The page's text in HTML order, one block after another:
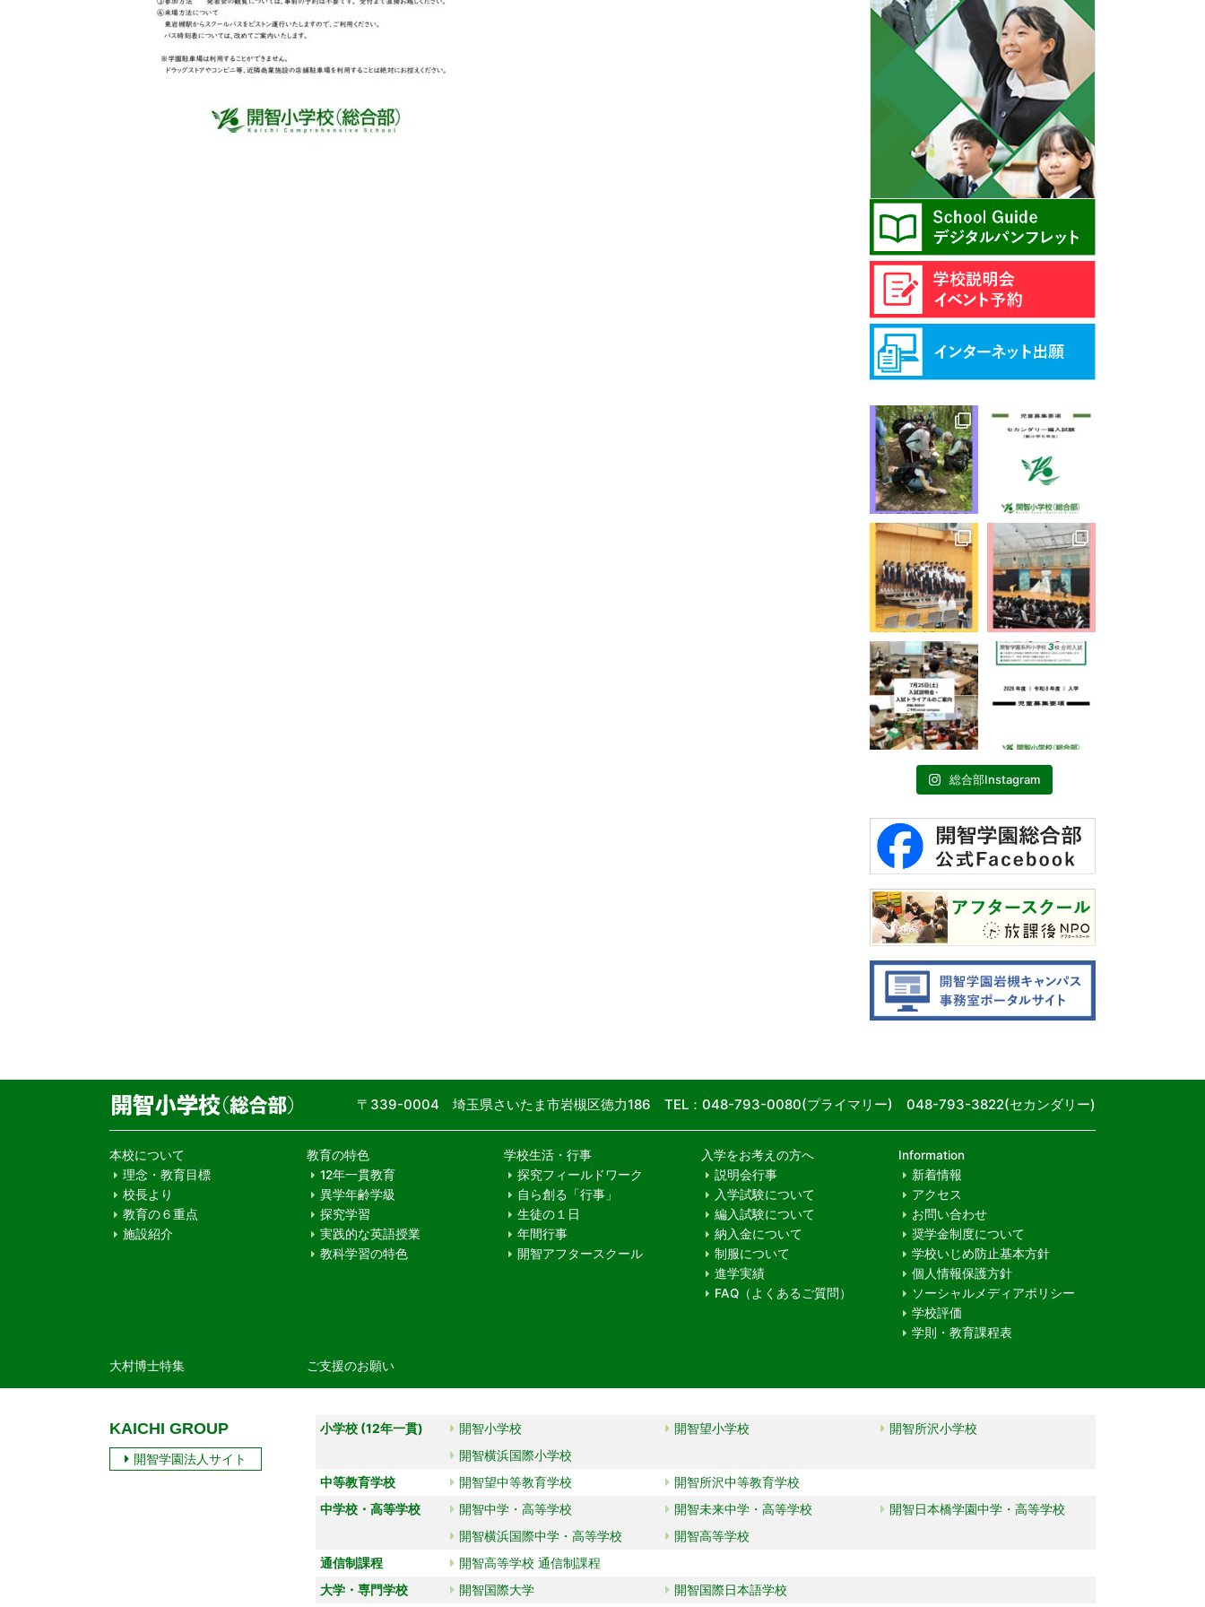
総合部Instagram
〒339-0004 埼玉県さいたま市岩槻区徳力186 TEL：048-793-0080(プライマリー) 048-793-3822(セカンダリー)
本校について
理念・教育目標
校長より
教育の６重点
施設紹介
教育の特色
12年一貫教育
異学年齢学級
探究学習
実践的な英語授業
教科学習の特色
学校生活・行事
探究フィールドワーク
自ら創る「行事」
生徒の１日
年間行事
開智アフタースクール
入学をお考えの方へ
説明会行事
入学試験について
編入試験について
納入金について
制服について
進学実績
FAQ（よくあるご質問）
Information
新着情報
アクセス
お問い合わせ
奨学金制度について
学校いじめ防止基本方針
個人情報保護方針
ソーシャルメディアポリシー
学校評価
学則・教育課程表
大村博士特集 ご支援のお願い
KAICHI GROUP
開智学園法人サイト
小学校 (12年一貫) 開智小学校 開智望小学校
開智所沢小学校
開智横浜国際小学校
中等教育学校
開智望中等教育学校
開智所沢中等教育学校
中学校・高等学校
開智中学・高等学校 開智未来中学・高等学校
開智日本橋学園中学・高等学校
開智横浜国際中学・高等学校
開智高等学校
通信制課程
開智高等学校 通信制課程
大学・専門学校
開智国際大学 開智国際日本語学校